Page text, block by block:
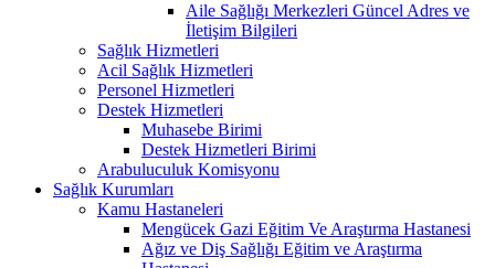
Aile Sağlığı Merkezleri Güncel Adres ve
İletişim Bilgileri
Sağlık Hizmetleri
Acil Sağlık Hizmetleri
Personel Hizmetleri
Destek Hizmetleri
Muhasebe Birimi
Destek Hizmetleri Birimi
Arabuluculuk Komisyonu
Sağlık Kurumları
Kamu Hastaneleri
Mengücek Gazi Eğitim Ve Araştırma Hastanesi
Ağız ve Diş Sağlığı Eğitim ve Araştırma